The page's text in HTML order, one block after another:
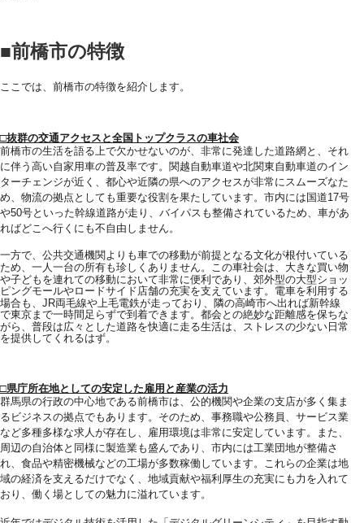
■前橋市の特徴
ここでは、 前橋市の特徴を紹介します。
□抜群の交通アクセスと全国トップクラスの車社会
前橋市の生活を語る上で欠かせないのが、非常に発達した道路網と、それ
に伴う高い自家用車の普及率です。関越自動車道や北関東自動車道のイン
ターチェンジが近く、都心や近隣の県へのアクセスが非常にスムーズなた
め、物流の拠点としても重要な役割を果たしています。市内には国道17号
や50号といった幹線道路が走り、バイパスも整備されているため、車があ
ればどこへ行くにも不自由しません。
一方で、公共交通機関よりも車での移動が前提となる文化が根付いている
ため、一人一台の所有も珍しくありません。この車社会は、大きな買い物
や子どもを連れての移動において非常に便利であり、郊外型の大型ショッ
ピングモールやロードサイド店舗の充実を支えています。電車を利用する
場合も、JR両毛線や上毛電鉄が走っており、隣の高崎市へ出れば新幹線
で東京まで一時間足らずで到着できます。都会との絶妙な距離感を保ちな
がら、普段は広々とした道路を快適に走る生活は、ストレスの少ない日常
を提供してくれるはず。
□県庁所在地としての安定した雇用と産業の活力
群馬県の行政の中心地である前橋市は、公的機関や企業の支店が多く集ま
るビジネスの拠点でもあります。そのため、事務職や公務員、サービス業
など多種多様な求人が存在し、雇用環境は非常に安定しています。また、
周辺の自治体と同様に製造業も盛んであり、市内には工業団地が整備さ
れ、食品や精密機械などの工場が多数稼働しています。これらの企業は地
域の経済を支えるだけでなく、地域貢献や福利厚生の充実にも力を入れて
おり、働く場としての魅力に溢れています。